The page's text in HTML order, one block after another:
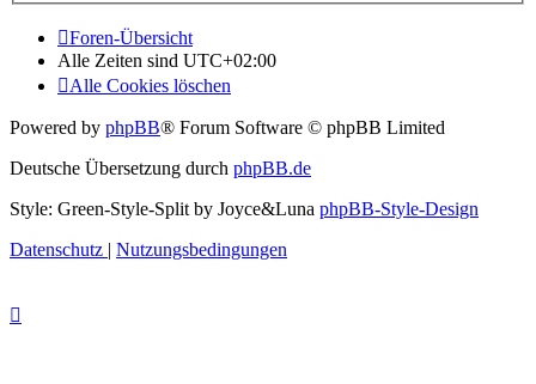
Foren-Übersicht
Alle Zeiten sind UTC+02:00
Alle Cookies löschen
Powered by phpBB® Forum Software © phpBB Limited
Deutsche Übersetzung durch phpBB.de
Style: Green-Style-Split by Joyce&Luna phpBB-Style-Design
Datenschutz | Nutzungsbedingungen